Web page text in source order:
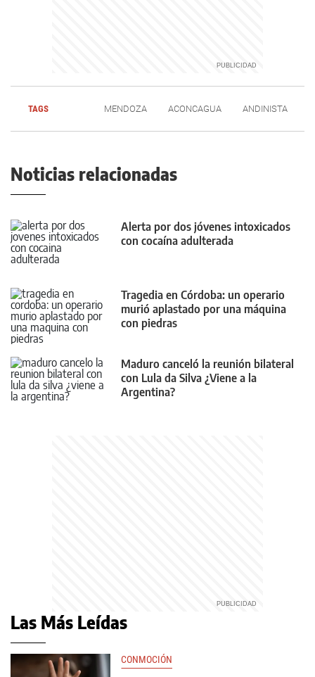
TAGS MENDOZA ACONCAGUA ANDINISTA
Noticias relacionadas
Alerta por dos jóvenes intoxicados
con cocaína adulterada
Tragedia en Córdoba: un operario
murió aplastado por una máquina
con piedras
Maduro canceló la reunión bilateral
con Lula da Silva ¿Viene a la
Argentina?
Las Más Leídas
CONMOCIÓN